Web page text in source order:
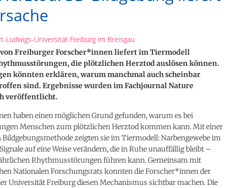
Ludwigs-Universität Freiburg im Breisgau
Freiburger Forscher*innen liefert im Tiermodell
die plötzlichen Herztod auslösen können.
könnten erklären, warum manchmal auch scheinbar
sind. Ergebnisse wurden im Fachjournal Nature
veröffentlicht.
haben einen möglichen Grund gefunden, warum es bei
Menschen zum plötzlichen Herztod kommen kann. Mit einer
zeigten sie im Tiermodell: Narbengewebe im
auf eine Weise verändern, die in Ruhe unauffällig bleibt –
Rhythmusstörungen führen kann. Gemeinsam mit
Nationalen Forschungsrats konnten die Forscher*innen der
Universität Freiburg diesen Mechanismus sichtbar machen. Die